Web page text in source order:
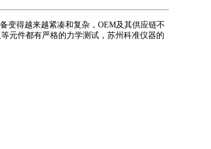
变得越来越紧凑和复杂，OEM及其供应链不
元件都有严格的力学测试，苏州科准仪器的